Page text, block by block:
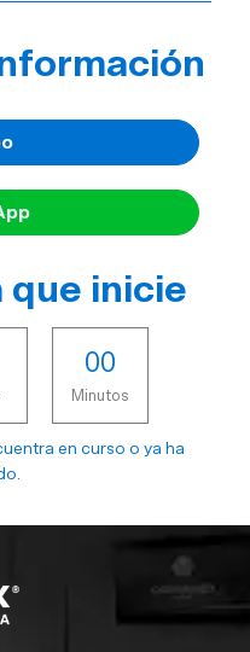
que inicie
00
Minutos
en curso o ya ha